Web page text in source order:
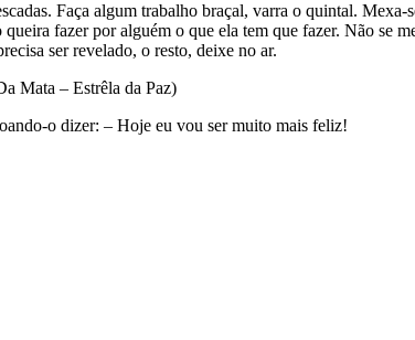
Faça algum trabalho braçal, varra o quintal. Mexa-
fazer por alguém o que ela tem que fazer. Não se
ser revelado, o resto, deixe no ar.
Mata – Estrêla da Paz)
o dizer: – Hoje eu vou ser muito mais feliz!